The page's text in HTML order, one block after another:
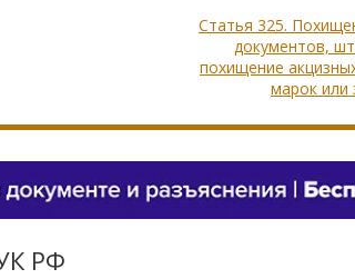
Статья 325.
документов,
похищение
марок или
РФ